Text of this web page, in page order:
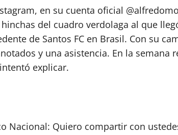
en su cuenta oficial
del cuadro verdolaga al que
de Santos FC en Brasil. Con su
y una asistencia. En la semana
explicar.
Nacional: Quiero compartir con